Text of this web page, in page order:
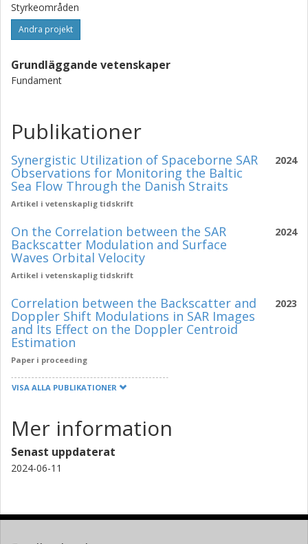
Styrkeområden
Andra projekt
Grundläggande vetenskaper
Fundament
Publikationer
2024
Synergistic Utilization of Spaceborne SAR
Observations for Monitoring the Baltic
Sea Flow Through the Danish Straits
Artikel i vetenskaplig tidskrift
2024
On the Correlation between the SAR
Backscatter Modulation and Surface
Waves Orbital Velocity
Artikel i vetenskaplig tidskrift
2023
Correlation between the Backscatter and
Doppler Shift Modulations in SAR Images
and Its Effect on the Doppler Centroid
Estimation
Paper i proceeding
VISA ALLA PUBLIKATIONER
Mer information
Senast uppdaterat
2024-06-11